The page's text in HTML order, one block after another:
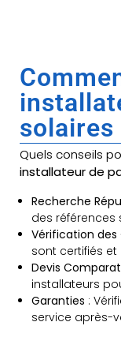
Quels conseils
installateur de
Recherche
des références
Vérification
sont certifiés et
Devis
installateurs
Garanties :
service après-